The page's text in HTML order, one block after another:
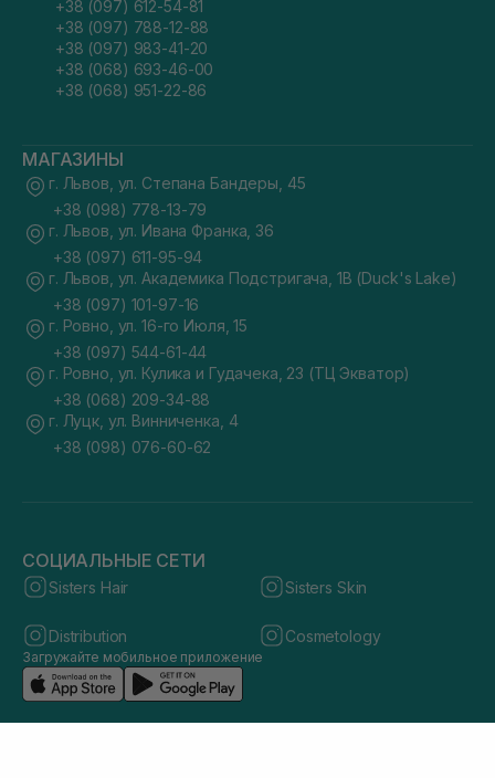
+38 (097) 612-54-81
+38 (097) 788-12-88
+38 (097) 983-41-20
+38 (068) 693-46-00
+38 (068) 951-22-86
МАГАЗИНЫ
г. Львов, ул. Степана Бандеры, 45
+38 (098) 778-13-79
г. Львов, ул. Ивана Франка, 36
+38 (097) 611-95-94
г. Львов, ул. Академика Подстригача, 1В (Duck's Lake)
+38 (097) 101-97-16
г. Ровно, ул. 16-го Июля, 15
+38 (097) 544-61-44
г. Ровно, ул. Кулика и Гудачека, 23 (ТЦ Экватор)
+38 (068) 209-34-88
г. Луцк, ул. Винниченка, 4
+38 (098) 076-60-62
СОЦИАЛЬНЫЕ СЕТИ
Sisters Hair Sisters Skin
Distribution Cosmetology
Загружайте мобильное приложение